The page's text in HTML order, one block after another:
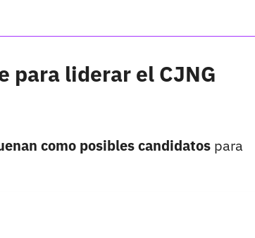
para liderar el CJNG
como posibles candidatos para